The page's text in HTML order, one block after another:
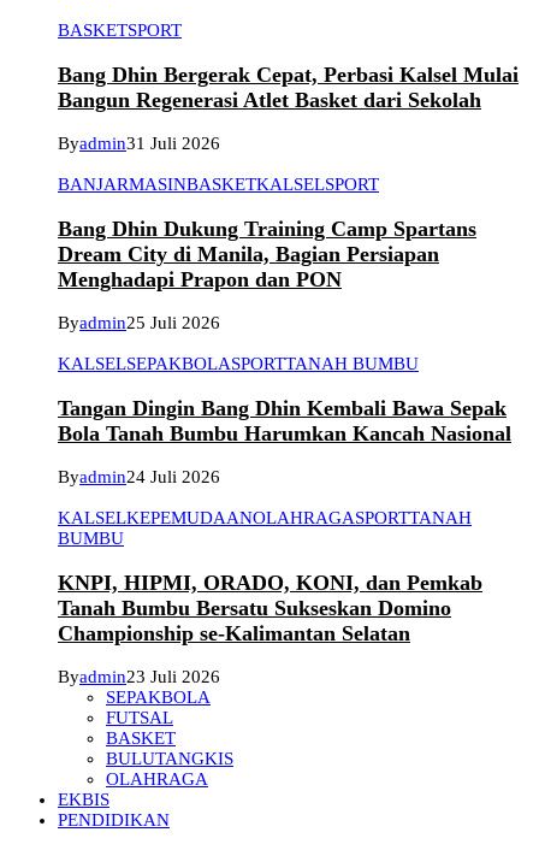
BASKETSPORT
Bang Dhin Bergerak Cepat, Perbasi Kalsel Mulai
Bangun Regenerasi Atlet Basket dari Sekolah
Byadmin31 Juli 2026
BANJARMASINBASKETKALSELSPORT
Bang Dhin Dukung Training Camp Spartans
Dream City di Manila, Bagian Persiapan
Menghadapi Prapon dan PON
Byadmin25 Juli 2026
KALSELSEPAKBOLASPORTTANAH BUMBU
Tangan Dingin Bang Dhin Kembali Bawa Sepak
Bola Tanah Bumbu Harumkan Kancah Nasional
Byadmin24 Juli 2026
KALSELKEPEMUDAANOLAHRAGASPORTTANAH
BUMBU
KNPI, HIPMI, ORADO, KONI, dan Pemkab
Tanah Bumbu Bersatu Sukseskan Domino
Championship se-Kalimantan Selatan
Byadmin23 Juli 2026
SEPAKBOLA
FUTSAL
BASKET
BULUTANGKIS
OLAHRAGA
EKBIS
PENDIDIKAN